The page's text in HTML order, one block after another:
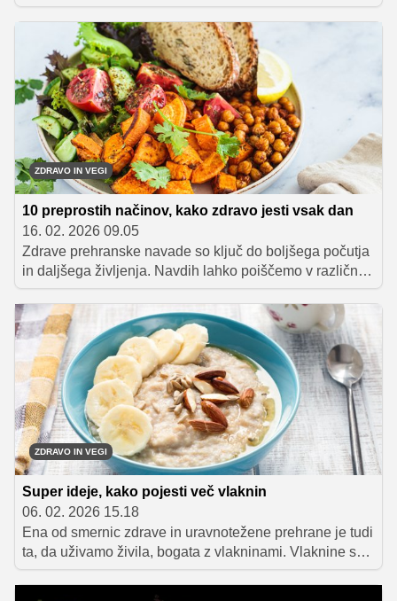
vodi do boljših rezultatov. Kot navajajo strokovnjaki,
popolna izločitev večjih skupin živil pogosto privede do
pomanjkanja energije in hranil ter težko vzdržnega
prehranskega vzorca. Namesto tega je ključno
uravnoteženo uživanje različnih vrst hranil v pravih
razmerjih.
ZDRAVO IN VEGI
10 preprostih načinov, kako zdravo jesti vsak dan
16. 02. 2026 09.05
Zdrave prehranske navade so ključ do boljšega počutja
in daljšega življenja. Navdih lahko poiščemo v različnih
kulturah po svetu, kjer so preproste prehranske prakse
dokazano koristne za zdravje. Od uravnoteženega
zajtrka in uporabe oljčnega olja do uživanja fižola ter
lahkih večerij.
ZDRAVO IN VEGI
Super ideje, kako pojesti več vlaknin
06. 02. 2026 15.18
Ena od smernic zdrave in uravnotežene prehrane je tudi
ta, da uživamo živila, bogata z vlakninami. Vlaknine so
za naše telo zelo dobre, saj uravnavajo prebavo in